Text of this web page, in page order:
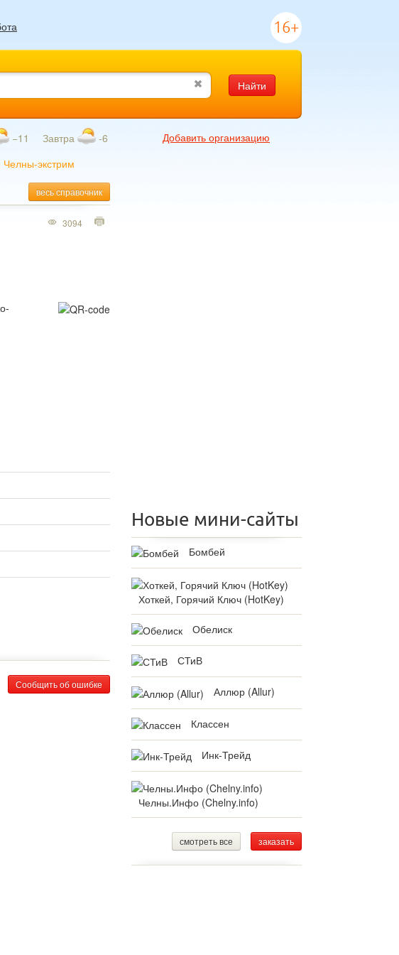
16+
Найти
−11 Завтра -6
Добавить организацию
Челны-экстрим
весь справочник
3094
Сообщить об ошибке
Новые мини-сайты
Бомбей
Хоткей, Горячий Ключ (HotKey)
Обелиск
СТиВ
Аллюр (Allur)
Классен
Инк-Трейд
Челны.Инфо (Chelny.info)
смотреть все заказать